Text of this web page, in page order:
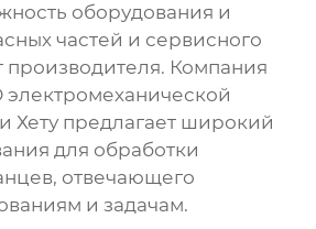
оборудования и
частей и сервисного
производителя. Компания
Хету предлагает широкий
для обработки
отвечающего
и задачам.